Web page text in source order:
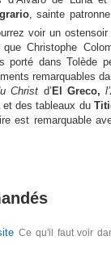
, sainte
voir un
Christophe
porté dans Tolède
remarquables
Christ d’ El Greco,
et des tableaux du
est remarquable
Ce qu'il faut voir